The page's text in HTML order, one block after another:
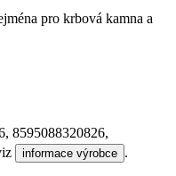
8595088320826,
pro krbová kamna a
informace výrobce .